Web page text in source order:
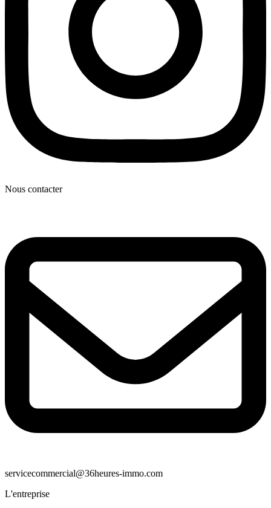
Nous contacter
servicecommercial@36heures-immo.com
L'entreprise